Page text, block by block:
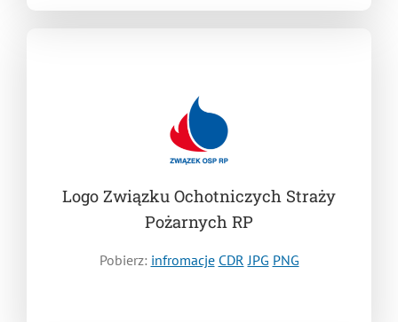
Logo Związku Ochotniczych Straży
Pożarnych RP
Pobierz:infromacje CDR JPG PNG